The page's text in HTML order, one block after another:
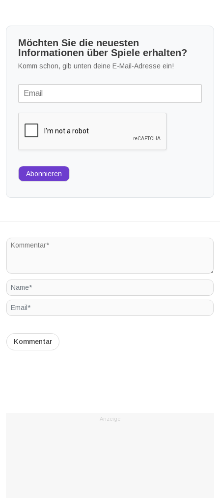
Möchten Sie die neuesten
Informationen über Spiele erhalten?
Komm schon, gib unten deine E-Mail-Adresse ein!
Abonnieren
Anzeige